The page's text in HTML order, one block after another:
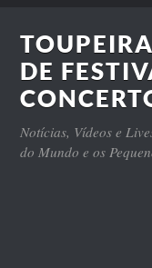
DE
Notícias, Vídeos e
do Mundo e os